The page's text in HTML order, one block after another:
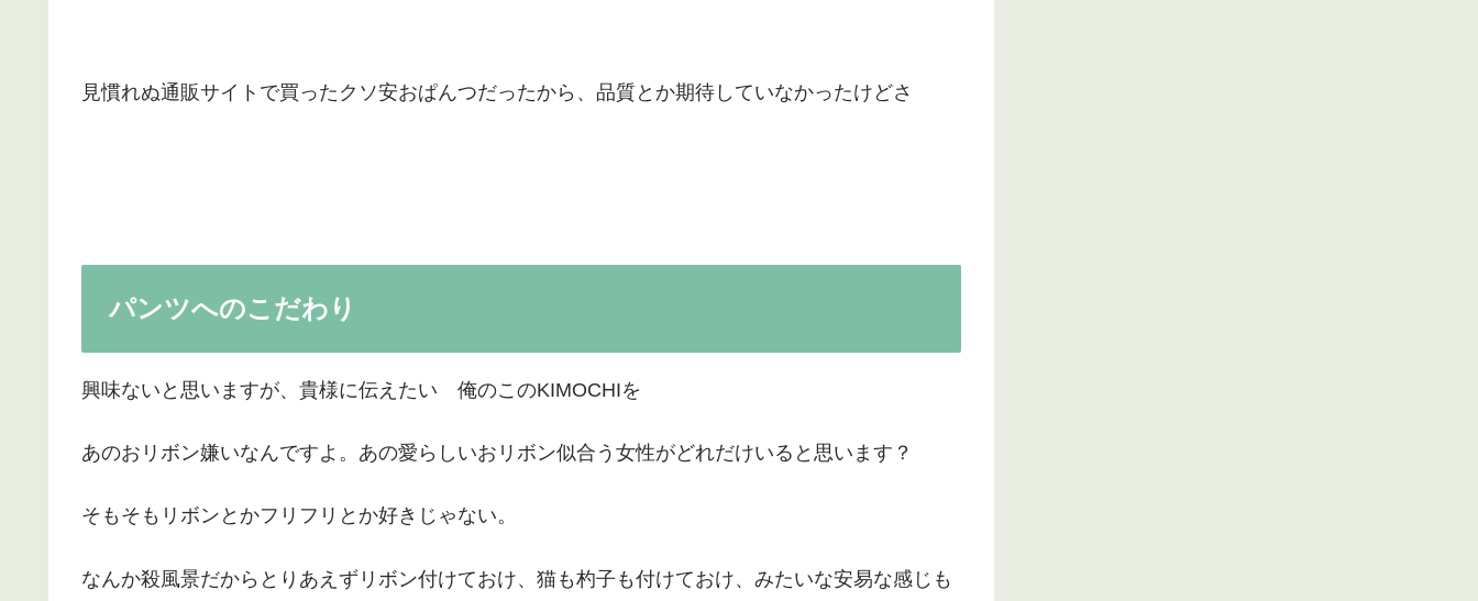
見慣れぬ通販サイトで買ったクソ安おぱんつだったから、品質とか期待していなかったけどさ
パンツへのこだわり
興味ないと思いますが、貴様に伝えたい 俺のこのKIMOCHIを
あのおリボン嫌いなんですよ。あの愛らしいおリボン似合う女性がどれだけいると思います？
そもそもリボンとかフリフリとか好きじゃない。
なんか殺風景だからとりあえずリボン付けておけ、猫も杓子も付けておけ、みたいな安易な感じも